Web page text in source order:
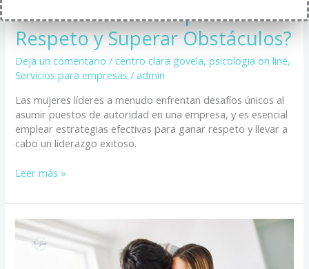
Femenino en la Empresa Ganar
Respeto y Superar Obstáculos?
Deja un comentario /centro clara govela,psicologia on line,
Servicios para empresas /admin
Las mujeres líderes a menudo enfrentan desafíos únicos al
asumir puestos de autoridad en una empresa, y es esencial
emplear estrategias efectivas para ganar respeto y llevar a
cabo un liderazgo exitoso.
Leer más »
Cómo
Construir